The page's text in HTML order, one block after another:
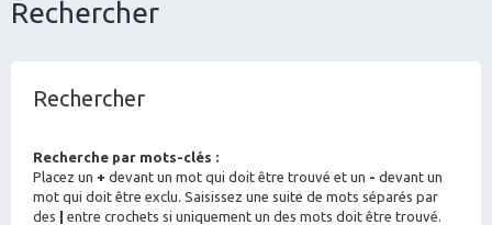
Rechercher
Rechercher
Recherche par mots-clés :
Placez un + devant un mot qui doit être trouvé et un - devant un
mot qui doit être exclu. Saisissez une suite de mots séparés par
des
entre crochets si uniquement un des mots doit être trouvé.